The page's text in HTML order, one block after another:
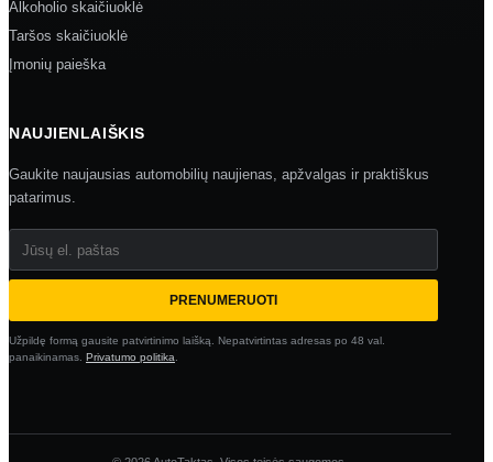
Alkoholio skaičiuoklė
Taršos skaičiuoklė
Įmonių paieška
NAUJIENLAIŠKIS
Gaukite naujausias automobilių naujienas, apžvalgas ir praktiškus
patarimus.
Jūsų el. paštas
PRENUMERUOTI
Užpildę formą gausite patvirtinimo laišką. Nepatvirtintas adresas po 48 val.
panaikinamas. Privatumo politika.